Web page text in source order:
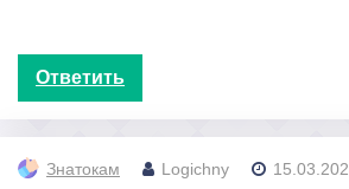
Ответить
Знатокам Logichny